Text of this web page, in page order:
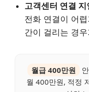
고객센터 연결 지
전화 연결이 어
간이 걸리는 경
월급 400만원
월 400만원, 적정